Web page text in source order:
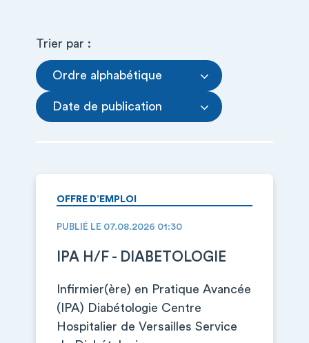
Trier par :
Ordre alphabétique
Date de publication
OFFRE D’EMPLOI
PUBLIÉ LE 07.08.2026 01:30
IPA H/F - DIABETOLOGIE
Infirmier(ère) en Pratique Avancée
(IPA) Diabétologie Centre
Hospitalier de Versailles Service